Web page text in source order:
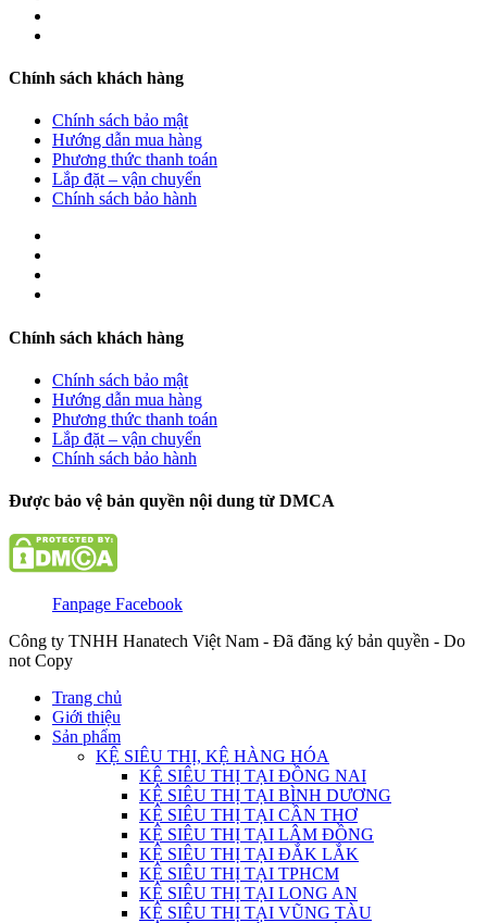
Chính sách khách hàng
Chính sách bảo mật
Hướng dẫn mua hàng
Phương thức thanh toán
Lắp đặt – vận chuyển
Chính sách bảo hành
Chính sách khách hàng
Chính sách bảo mật
Hướng dẫn mua hàng
Phương thức thanh toán
Lắp đặt – vận chuyển
Chính sách bảo hành
Được bảo vệ bản quyền nội dung từ DMCA
Fanpage Facebook
Công ty TNHH Hanatech Việt Nam - Đã đăng ký bản quyền - Do
not Copy
Trang chủ
Giới thiệu
Sản phẩm
KỆ SIÊU THỊ, KỆ HÀNG HÓA
KỆ SIÊU THỊ TẠI ĐỒNG NAI
KỆ SIÊU THỊ TẠI BÌNH DƯƠNG
KỆ SIÊU THỊ TẠI CẦN THƠ
KỆ SIÊU THỊ TẠI LÂM ĐỒNG
KỆ SIÊU THỊ TẠI ĐẮK LẮK
KỆ SIÊU THỊ TẠI TPHCM
KỆ SIÊU THỊ TẠI LONG AN
KỆ SIÊU THỊ TẠI VŨNG TÀU